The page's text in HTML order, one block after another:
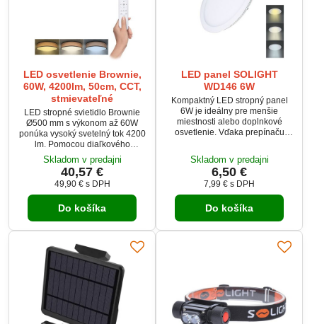
LED osvetlenie Brownie,
60W, 4200lm, 50cm, CCT,
stmievateľné
LED stropné svietidlo Brownie
Ø500 mm s výkonom až 60W
ponúka vysoký svetelný tok 4200
lm. Pomocou diaľkového
ovládača je možné stmievať
intenzitu, meniť farebnú teplotu
3000K – 6500K a prepínať
režimy. Dekor prírodnej juty
dodáva interiéru prirodzený
vzhľad. Svietidlo je vhodné pre
životnosťou LED 20 000 hodín.
Skladom v predajni
40,57 €
49,90 € s DPH
Do košíka
LED panel SOLIGHT
WD146 6W
Kompaktný LED stropný panel
6W je ideálny pre menšie
miestnosti alebo doplnkové
osvetlenie. Vďaka prepínaču
podľa potreby. Panel poskytuje
svetelný tok 450 lm pri uhle
svietenia 160° a okamžitom
spustení. Je určený pre montáž
do podhľadov, má dlhú životnosť
a napájací zdroj je súčasťou
Skladom v predajni
6,50 €
7,99 € s DPH
Do košíka